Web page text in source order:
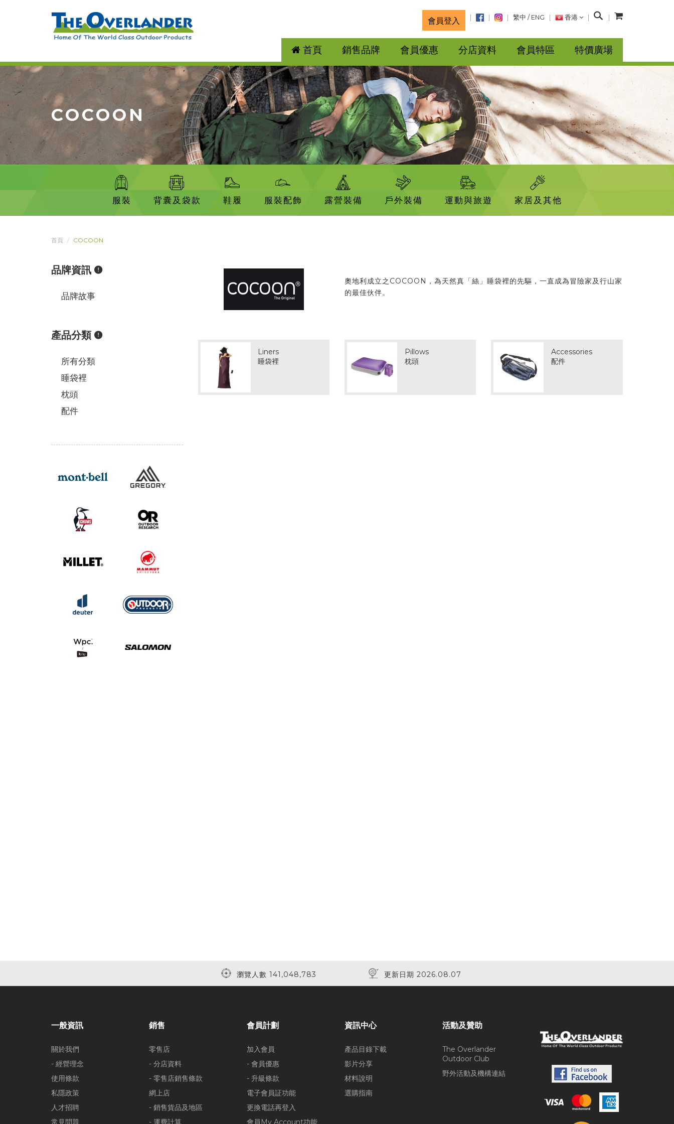
會員登入 繁中 / ENG 香港
搜
首頁 銷售品牌 會員優惠 分店資料 會員特區 特價廣場
COCOON
服裝 背囊及袋款 鞋履 服裝配飾 露營裝備 戶外裝備 運動與旅遊 家居及其他
首頁 COCOON
奧地利成立之COCOON，為天然真「絲」睡袋裡的先驅，一直成為冒險家及行山家
的最佳伙伴。
Liners
睡袋裡
Pillows
枕頭
Accessories
配件
品牌資訊
品牌故事
產品分類
所有分類
睡袋裡
枕頭
配件
瀏覽人數 141,048,783 更新日期 2026.08.07
一般資訊
關於我們
- 經營理念
使用條款
私隱政策
人才招聘
常見問題
銷售
零售店
- 分店資料
- 零售店銷售條款
網上店
- 銷售貨品及地區
- 運費計算
會員計劃
加入會員
- 會員優惠
- 升級條款
電子會員証功能
更換電話再登入
會員My Account功能
資訊中心
產品目錄下載
影片分享
材料說明
選購指南
活動及贊助
The Overlander
Outdoor Club
野外活動及機構連結